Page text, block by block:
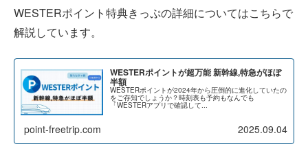
WESTERポイント特典きっぷの詳細についてはこちらで
解説しています。
WESTERポイントが超万能 新幹線,特急がほぼ
半額
WESTERポイントが2024年から圧倒的に進化していたの
をご存知でしょうか？時刻表も予約もなんでも
「WESTERアプリで確認して...
point-freetrip.com 2025.09.04